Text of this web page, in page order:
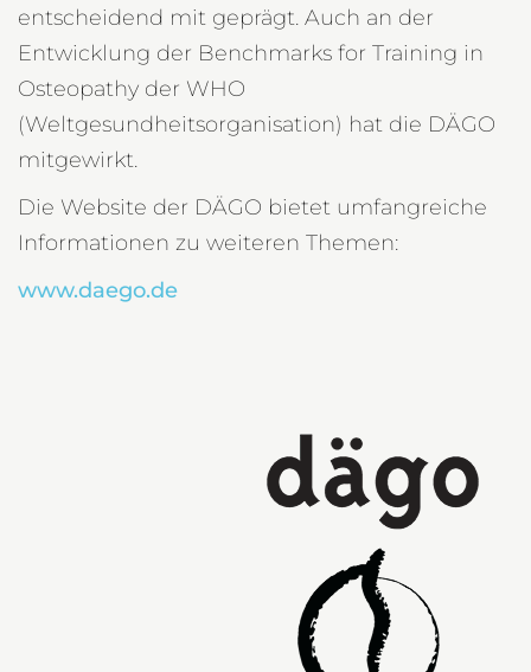
entscheidend mit geprägt. Auch an der
Entwicklung der Benchmarks for Training in
Osteopathy der WHO
(Weltgesundheitsorganisation) hat die DÄGO
mitgewirkt.
Die Website der DÄGO bietet umfangreiche
Informationen zu weiteren Themen:
www.daego.de